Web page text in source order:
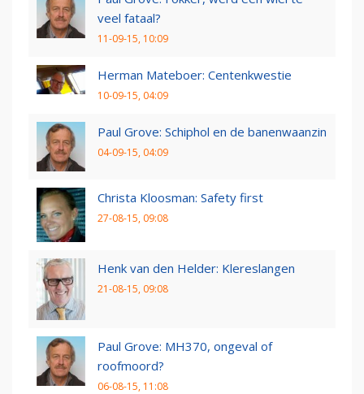
veel fataal?
11-09-15, 10:09
Herman Mateboer: Centenkwestie
10-09-15, 04:09
Paul Grove: Schiphol en de banenwaanzin
04-09-15, 04:09
Christa Kloosman: Safety first
27-08-15, 09:08
Henk van den Helder: Klereslangen
21-08-15, 09:08
Paul Grove: MH370, ongeval of
roofmoord?
06-08-15, 11:08